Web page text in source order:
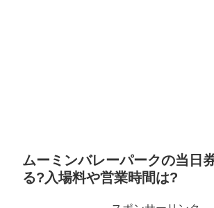
ムーミンバレーパークの当日
る?入場料や営業時間は?